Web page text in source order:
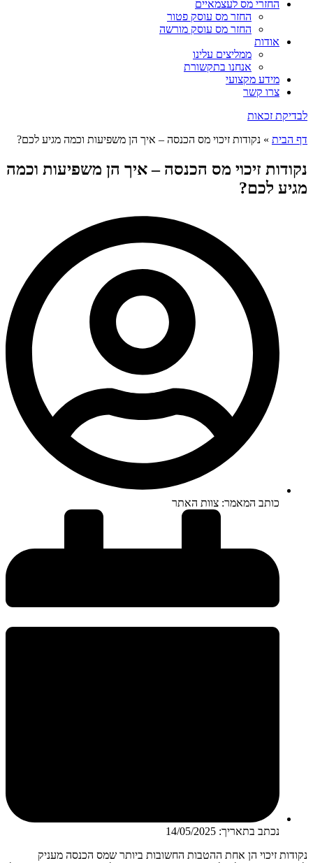
החזרי מס לעצמאיים
החזר מס עוסק פטור
החזר מס עוסק מורשה
אודות
ממליצים עלינו
אנחנו בתקשורת
מידע מקצועי
צרו קשר
לבדיקת זכאות
דף הבית » נקודות זיכוי מס הכנסה – איך הן משפיעות וכמה מגיע לכם?
נקודות זיכוי מס הכנסה – איך הן משפיעות וכמה
מגיע לכם?
כותב המאמר: צוות האתר
נכתב בתאריך: 14/05/2025
נקודות זיכוי הן אחת ההטבות החשובות ביותר שמס הכנסה מעניק